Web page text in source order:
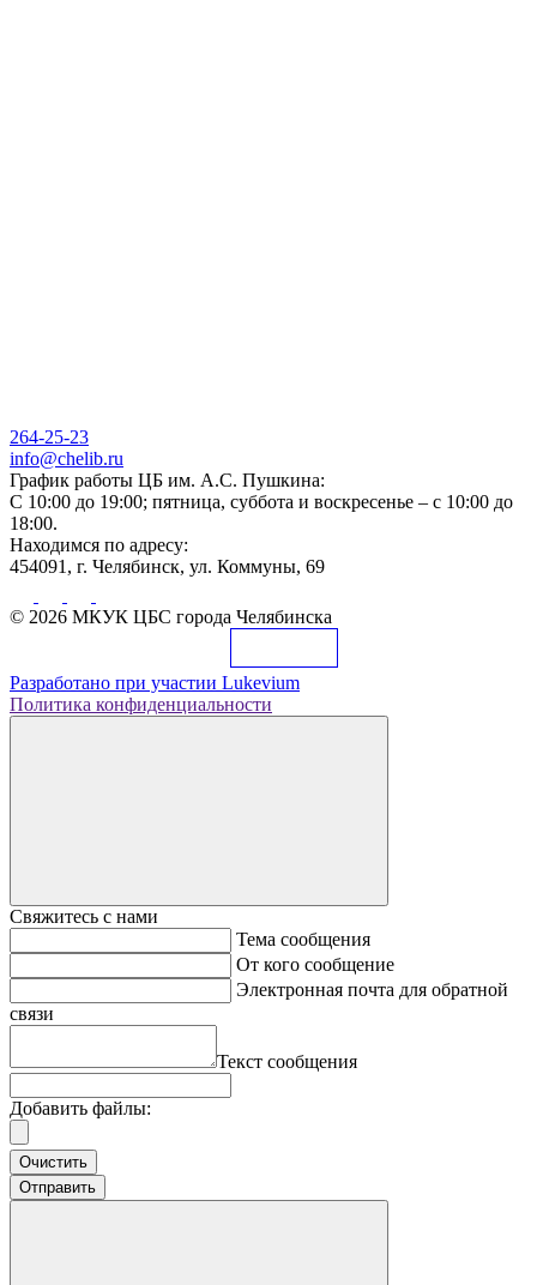
264-25-23
info@chelib.ru
График работы ЦБ им. А.С. Пушкина:
С 10:00 до 19:00; пятница, суббота и воскресенье – с 10:00 до
18:00.
Находимся по адресу:
454091, г. Челябинск, ул. Коммуны, 69
© 2026 МКУК ЦБС города Челябинска
Разработано при участии Lukevium
Политика конфиденциальности
Свяжитесь с нами
Тема сообщения
От кого сообщение
Электронная почта для обратной
связи
Текст сообщения
Добавить файлы:
Очистить
Отправить